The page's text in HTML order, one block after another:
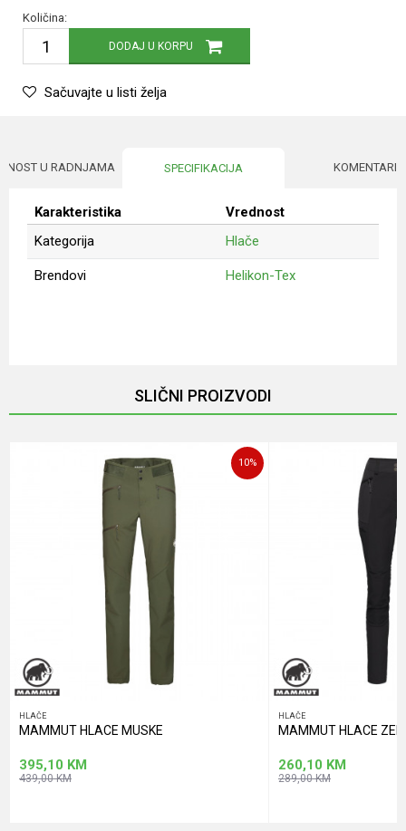
Količina:
DODAJ U KORPU
Sačuvajte u listi želja
U RADNJAMA SPECIFIKACIJA KOMENTARI
Karakteristika
Vrednost
Kategorija
Hlače
Brendovi Helikon-Tex
SLIČNI PROIZVODI
10%
HLAČE
MAMMUT HLACE MUSKE
395,10 KM
439,00KM
HLAČE
MAMMUT HLACE
260,10 KM
289,00KM